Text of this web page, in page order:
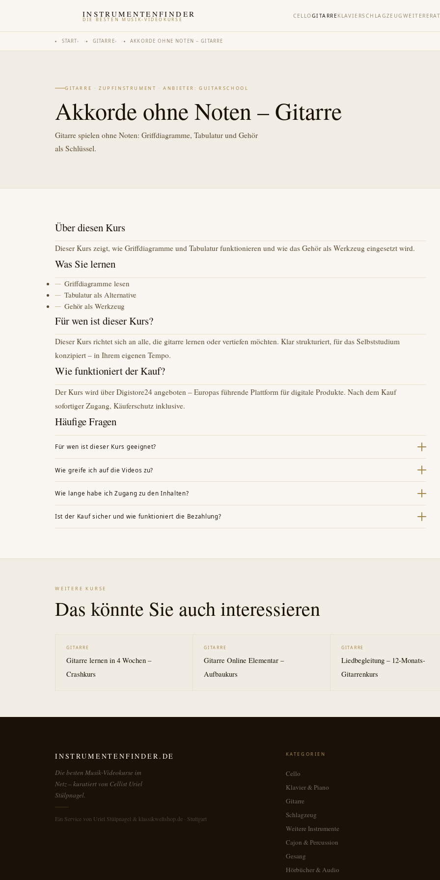
INSTRUMENTENFINDER
DIE BESTEN MUSIK-VIDEOKURSE
CELLOGITARREKLAVIERSCHLAGZEUG WEITERE
START › GITARRE › AKKORDE OHNE NOTEN – GITARRE
GITARRE · ZUPFINSTRUMENT · ANBIETER: GUITARSCHOOL
Akkorde ohne Noten – Gitarre
Gitarre spielen ohne Noten: Griffdiagramme, Tabulatur und Gehör
als Schlüssel.
Über diesen Kurs
Dieser Kurs zeigt, wie Griffdiagramme und Tabulatur funktionieren und wie das Gehör als Werkzeug eingesetzt wird.
Was Sie lernen
Griffdiagramme lesen
Tabulatur als Alternative
Gehör als Werkzeug
Für wen ist dieser Kurs?
Dieser Kurs richtet sich an alle, die gitarre lernen oder vertiefen möchten. Klar strukturiert, für das Selbststudium
konzipiert – in Ihrem eigenen Tempo.
Wie funktioniert der Kauf?
Der Kurs wird über Digistore24 angeboten – Europas führende Plattform für digitale Produkte. Nach dem Kauf
sofortiger Zugang, Käuferschutz inklusive.
Häufige Fragen
Für wen ist dieser Kurs geeignet?
Fortgeschrittenen, je nach Kursniveau. Die Inhalte sind für das Selbststudium konzipiert.
Wie greife ich auf die Videos zu?
Nach dem Kauf erhalten Sie Zugang zum Online-Mitgliederbereich und können alle Lektionen direkt im Browser oder über die App
ansehen – in Ihrem eigenen Tempo.
Wie lange habe ich Zugang zu den Inhalten?
Der Zugang ist dauerhaft – nach dem einmaligen Kauf können Sie die Inhalte zeitlich unbegrenzt nutzen und jederzeit wiederholen.
Ist der Kauf sicher und wie funktioniert die Bezahlung?
WEITERE KURSE
Das könnte Sie auch interessieren
GITARRE
Gitarre lernen in 4 Wochen –
Crashkurs
GITARRE
Gitarre Online Elementar –
Aufbaukurs
GITARRE
Liedbegleitung – 12-Monats-
Gitarrenkurs
INSTRUMENTENFINDER.DE
Die besten Musik-Videokurse im
Netz – kuratiert von Cellist Uriel
Stülpnagel.
Ein Service von Uriel Stülpnagel & klassikweltshop.de · Stuttgart
KATEGORIEN
Cello
Klavier & Piano
Gitarre
Schlagzeug
Weitere Instrumente
Cajon & Percussion
Gesang
Hörbücher & Audio